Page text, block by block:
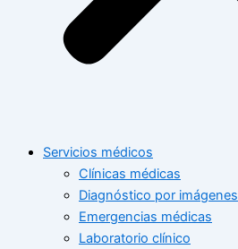
Servicios médicos
Clínicas médicas
Diagnóstico por imágenes
Emergencias médicas
Laboratorio clínico